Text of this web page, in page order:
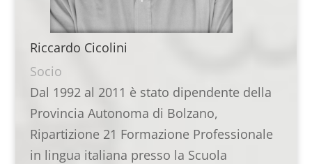
Riccardo Cicolini
Socio
Dal 1992 al 2011 è stato dipendente della
Provincia Autonoma di Bolzano,
Ripartizione 21 Formazione Professionale
in lingua italiana presso la Scuola